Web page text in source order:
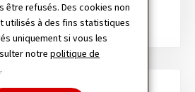
être refusés. Des cookies non
utilisés à des fins statistiques
uniquement si vous les
notrepolitique de
.